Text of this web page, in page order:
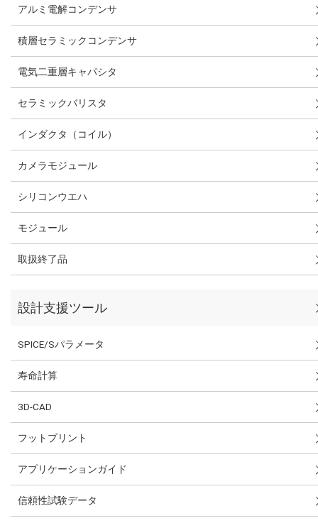
アルミ電解コンデンサ
積層セラミックコンデンサ
電気二重層キャパシタ
セラミックバリスタ
インダクタ（コイル）
カメラモジュール
シリコンウエハ
モジュール
取扱終了品
設計支援ツール
SPICE/Sパラメータ
寿命計算
3D-CAD
フットプリント
アプリケーションガイド
信頼性試験データ